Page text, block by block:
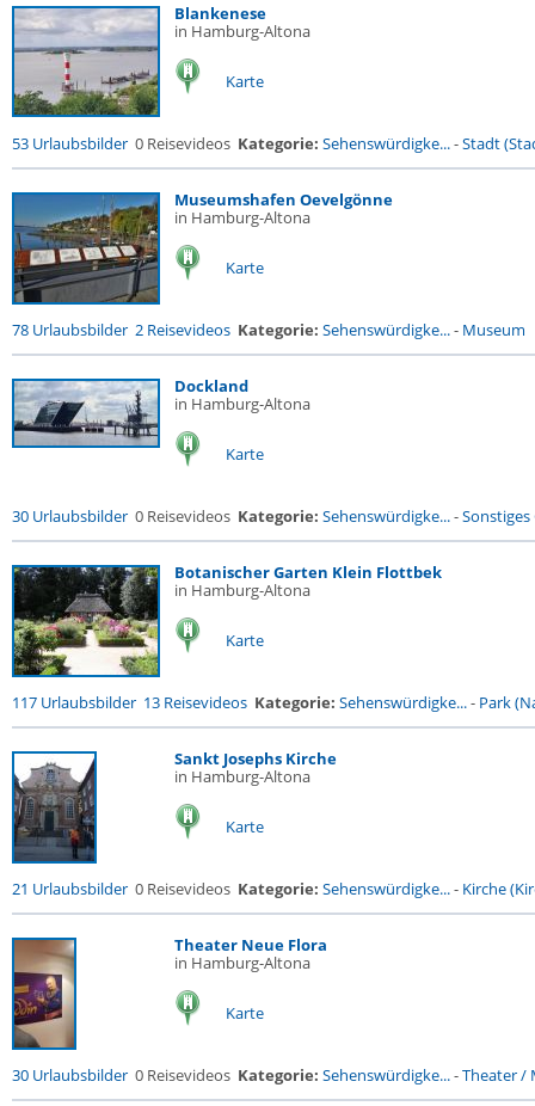
Blankenese
in Hamburg-Altona
Karte
53 Urlaubsbilder 0 Reisevideos Kategorie: Sehenswürdigke...-Stadt
Museumshafen Oevelgönne
in Hamburg-Altona
Karte
78 Urlaubsbilder 2 Reisevideos Kategorie: Sehenswürdigke...- Museum
Dockland
in Hamburg-Altona
Karte
30 Urlaubsbilder 0 Reisevideos Kategorie: Sehenswürdigke...-
Botanischer Garten Klein Flottbek
in Hamburg-Altona
Karte
117 Urlaubsbilder 13 Reisevideos Kategorie: Sehenswürdigke...- Park
Sankt Josephs Kirche
in Hamburg-Altona
Karte
21 Urlaubsbilder 0 Reisevideos Kategorie: Sehenswürdigke...- Kirche
Theater Neue Flora
in Hamburg-Altona
Karte
30 Urlaubsbilder 0 Reisevideos Kategorie: Sehenswürdigke...-Theater /